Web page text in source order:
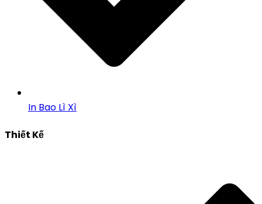
In Bao Lì Xì
Thiết Kế